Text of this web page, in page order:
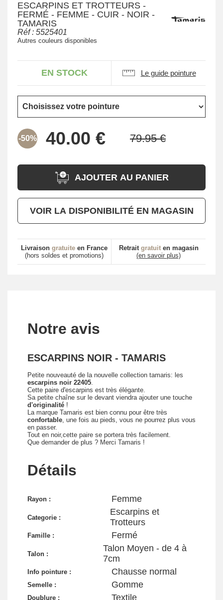
ESCARPINS ET TROTTEURS -
FERMÉ - FEMME - CUIR - NOIR -
TAMARIS
Réf : 5525401
Autres couleurs disponibles
EN STOCK Le guide pointure
-50%
AJOUTER AU PANIER
VOIR LA DISPONIBILITÉ EN MAGASIN
Livraison gratuite en France
(hors soldes et promotions)
Retrait gratuiten magasin
(en savoir plus)
Notre avis
ESCARPINS NOIR - TAMARIS
Petite nouveauté de la nouvelle collection tamaris: les
escarpins noir 22405.
Cette paire d'escarpins est très élégante.
Sa petite chaîne sur le devant viendra ajouter une touche
d'originalité !
La marque Tamaris est bien connu pour être très
confortable, une fois au pieds, vous ne pourrez plus vous
en passer.
Tout en noir,cette paire se portera très facilement.
Que demander de plus ? Merci Tamaris !
Détails
Rayon : Femme
Categorie :
Escarpins et
Trotteurs
Famille : Fermé
Talon :
Talon Moyen - de 4 à
7cm
Info pointure : Chausse normal
Semelle : Gomme
Doublure : Textile